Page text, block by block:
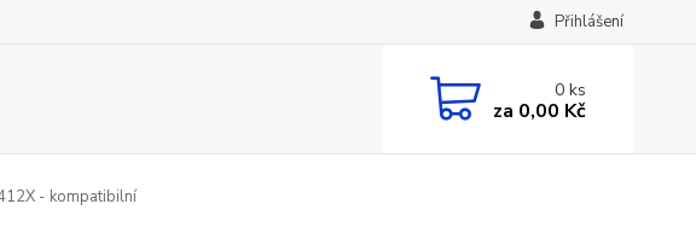
Přihlášení
0ks
za 0,00 Kč
- kompatibilní